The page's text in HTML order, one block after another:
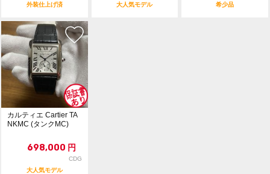
外装仕上げ済
大人気モデル
希少品
カルティエ Cartier TA
NKMC (タンクMC)
698,000 円
CDG
大人気モデル